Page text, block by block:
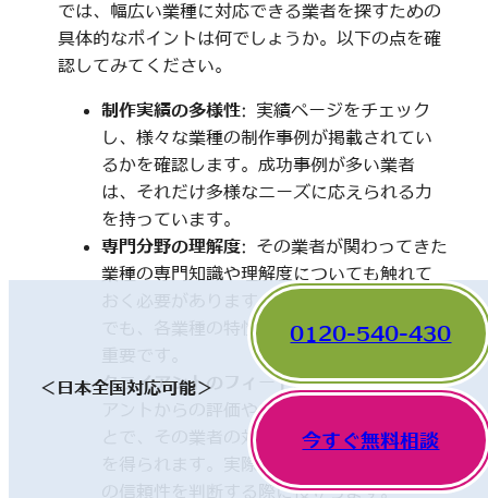
では、幅広い業種に対応できる業者を探すための
具体的なポイントは何でしょうか。以下の点を確
認してみてください。
制作実績の多様性: 実績ページをチェック
し、様々な業種の制作事例が掲載されてい
るかを確認します。成功事例が多い業者
は、それだけ多様なニーズに応えられる力
を持っています。
専門分野の理解度: その業者が関わってきた
業種の専門知識や理解度についても触れて
おく必要があります。一見、異なった分野
でも、各業種の特性を理解していることが
クライアントのフィードバック: 他のクライ
アントからの評価やレビューを確認するこ
とで、その業者の対応や成果に関する情報
を得られます。実際の利用者の声は、業者
の信頼性を判断する際に役立ちます。
＜日本全国対応可能＞
0120-540-430
今すぐ無料相談